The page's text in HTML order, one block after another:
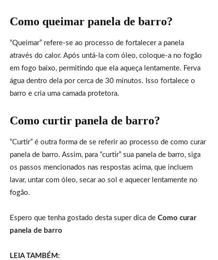
Como queimar panela de barro?
“Queimar” refere-se ao processo de fortalecer a panela
através do calor. Após untá-la com óleo, coloque-a no fogão
em fogo baixo, permitindo que ela aqueça lentamente. Ferva
água dentro dela por cerca de 30 minutos. Isso fortalece o
barro e cria uma camada protetora.
Como curtir panela de barro?
“Curtir” é outra forma de se referir ao processo de como curar
panela de barro. Assim, para “curtir” sua panela de barro, siga
os passos mencionados nas respostas acima, que incluem
lavar, untar com óleo, secar ao sol e aquecer lentamente no
fogão.
Espero que tenha gostado desta super dica de Como curar
panela de barro
LEIA TAMBÉM: